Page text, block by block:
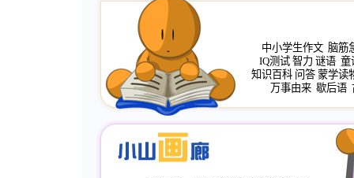
中小学生作文 脑筋
IQ测试 智力 谜语 童
知识百科 问答 蒙学读
万事由来 歇后语